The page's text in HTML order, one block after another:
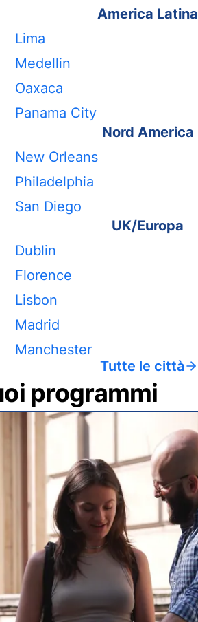
America Latina
Lima
Medellin
Oaxaca
Panama City
Nord America
New Orleans
Philadelphia
San Diego
UK/Europa
Dublin
Florence
Lisbon
Madrid
Manchester
Tutte le città
programmi